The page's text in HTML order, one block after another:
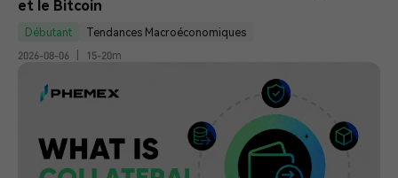
et le Bitcoin
Débutant
Tendances Macroéconomiques
2026-08-06
15-20m